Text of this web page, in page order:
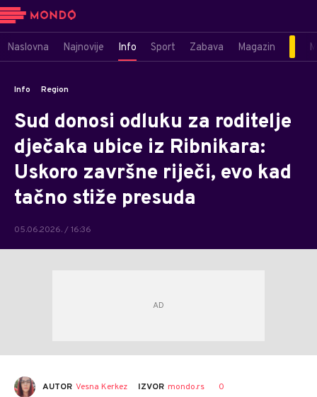
Naslovna Najnovije Info Sport Zabava Magazin
Info Region
Sud donosi odluku za roditelje
dječaka ubice iz Ribnikara:
Uskoro završne riječi, evo kad
tačno stiže presuda
05.06.2026. / 16:36
AUTOR Vesna Kerkez IZVOR mondo.rs 0